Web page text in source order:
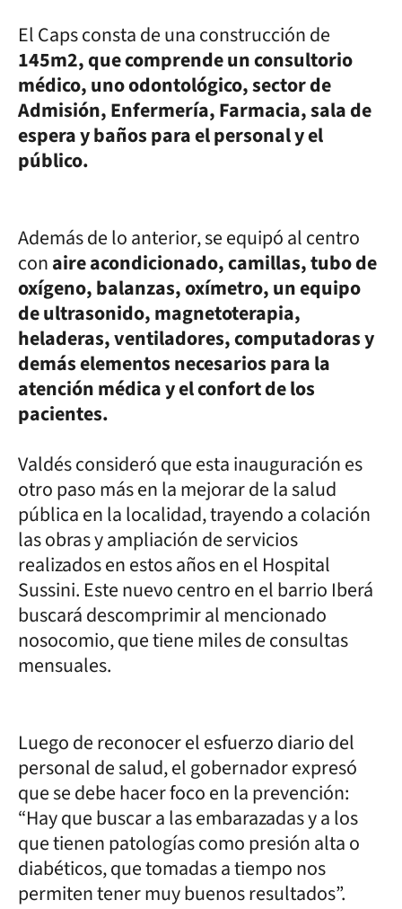
El Caps consta de una construcción de
145m2, que comprende un consultorio
médico, uno odontológico, sector de
Admisión, Enfermería, Farmacia, sala de
espera y baños para el personal y el
público.
Además de lo anterior, se equipó al centro
conaire acondicionado, camillas, tubo de
oxígeno, balanzas, oxímetro, un equipo
de ultrasonido, magnetoterapia,
heladeras, ventiladores, computadoras y
demás elementos necesarios para la
atención médica y el confort de los
pacientes.
Valdés consideró que esta inauguración es
otro paso más en la mejorar de la salud
pública en la localidad, trayendo a colación
las obras y ampliación de servicios
realizados en estos años en el Hospital
Sussini. Este nuevo centro en el barrio Iberá
buscará descomprimir al mencionado
nosocomio, que tiene miles de consultas
mensuales.
Luego de reconocer el esfuerzo diario del
personal de salud, el gobernador expresó
que se debe hacer foco en la prevención:
“Hay que buscar a las embarazadas y a los
que tienen patologías como presión alta o
diabéticos, que tomadas a tiempo nos
permiten tener muy buenos resultados”.